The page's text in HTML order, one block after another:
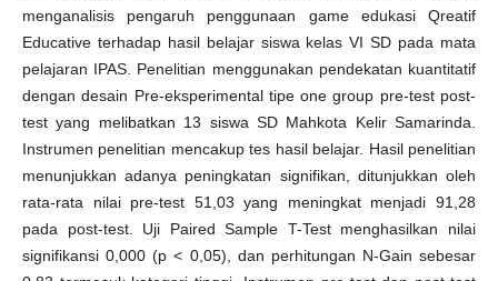
menganalisis pengaruh penggunaan game edukasi Qreatif
Educative terhadap hasil belajar siswa kelas VI SD pada mata
pelajaran IPAS. Penelitian menggunakan pendekatan kuantitatif
dengan desain Pre-eksperimental tipe one group pre-test post-
test yang melibatkan 13 siswa SD Mahkota Kelir Samarinda.
Instrumen penelitian mencakup tes hasil belajar. Hasil penelitian
menunjukkan adanya peningkatan signifikan, ditunjukkan oleh
rata-rata nilai pre-test 51,03 yang meningkat menjadi 91,28
pada post-test. Uji Paired Sample T-Test menghasilkan nilai
signifikansi 0,000 (p < 0,05), dan perhitungan N-Gain sebesar